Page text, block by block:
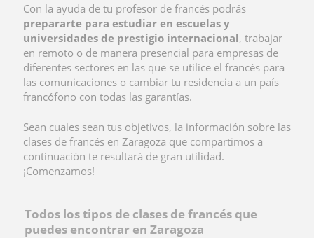
Con la ayuda de tu profesor de francés podrás
prepararte para estudiar en escuelas y
universidades de prestigio internacional, trabajar
en remoto o de manera presencial para empresas de
diferentes sectores en las que se utilice el francés para
las comunicaciones o cambiar tu residencia a un país
francófono con todas las garantías.
Sean cuales sean tus objetivos, la información sobre las
clases de francés en Zaragoza que compartimos a
continuación te resultará de gran utilidad.
¡Comenzamos!
Todos los tipos de clases de francés que
puedes encontrar en Zaragoza